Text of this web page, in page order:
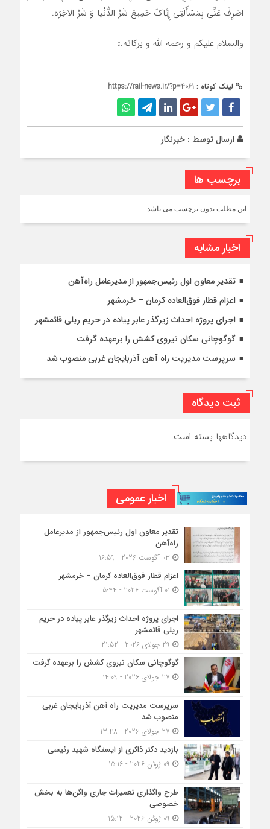
اصْرِفْ عَنِّی بِمَسْأَلَتِی إِیَّاکَ جَمِیعَ شَرِّ الدُّنْیا وَ شَرِّ الاخِرَه.
والسلام علیکم و رحمه الله و برکاته.»
لینک کوتاه : https://rail-news.ir/?p=4061
ارسال توسط : خبرنگار
برچسب ها
این مطلب بدون برچسب می باشد.
اخبار مشابه
تقدیر معاون اول رئیس‌جمهور از مدیرعامل راه‌آهن
اعزام قطار فوق‌العاده کرمان – خرمشهر
اجرای پروژه احداث زیرگذر عابر پیاده در حریم ریلی قائمشهر
گوگوچانی سکان نیروی کشش را برعهده گرفت
سرپرست مدیریت راه آهن آذربایجان غربی منصوب شد
ثبت دیدگاه
دیدگاهها بسته است.
اخبار عمومی
تقدیر معاون اول رئیس‌جمهور از مدیرعامل
راه‌آهن
اعزام قطار فوق‌العاده کرمان – خرمشهر
اجرای پروژه احداث زیرگذر عابر پیاده در حریم
ریلی قائمشهر
گوگوچانی سکان نیروی کشش را برعهده گرفت
سرپرست مدیریت راه آهن آذربایجان غربی
منصوب شد
بازدید دکتر ذاکری از ایستگاه شهید رئیسی
طرح واگذاری تعمیرات جاری واگن‌ها به بخش
خصوصی